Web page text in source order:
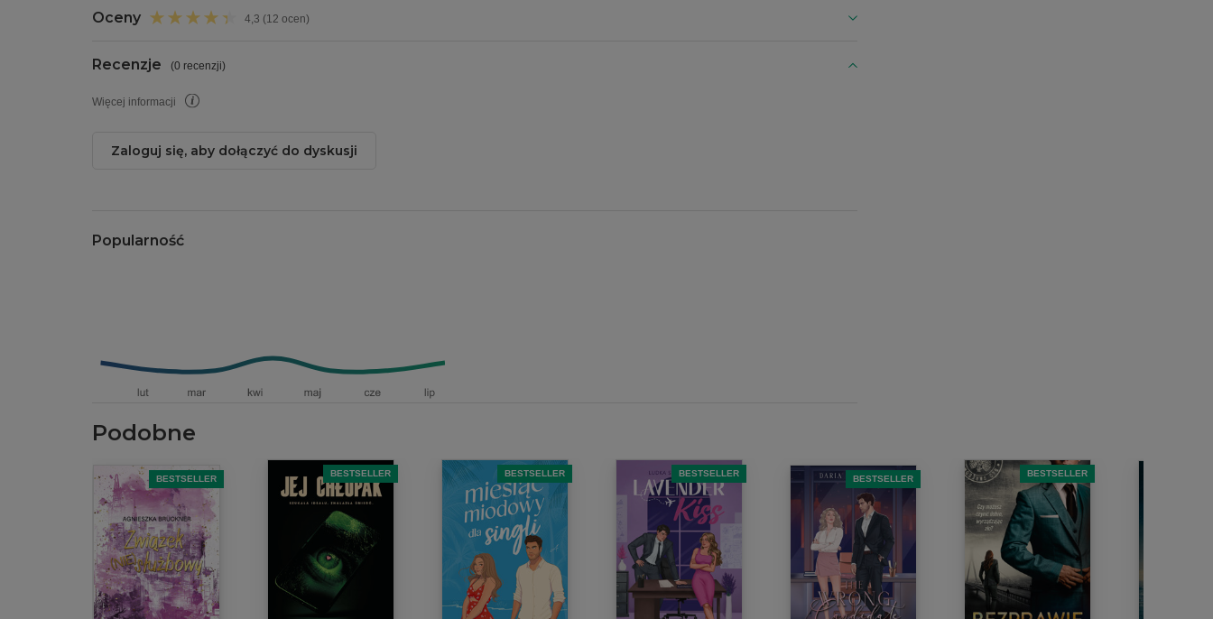
Oceny 4,3 (12 ocen)
Recenzje (0 recenzji)
Więcej informacji
Zaloguj się, aby dołączyć do dyskusji
Popularność
Podobne
BESTSELLER
BESTSELLER BESTSELLER BESTSELLER
BESTSELLER
BESTSELLER